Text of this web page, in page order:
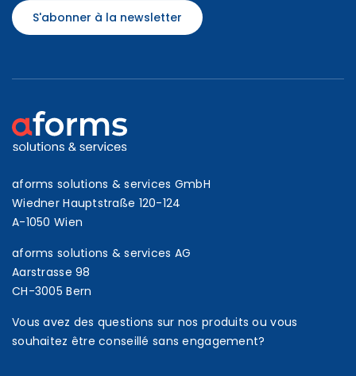
S'abonner à la newsletter
aforms solutions & services GmbH
Wiedner Hauptstraße 120-124
A-1050 Wien
aforms solutions & services AG
Aarstrasse 98
CH-3005 Bern
Vous avez des questions sur nos produits ou vous
souhaitez être conseillé sans engagement?